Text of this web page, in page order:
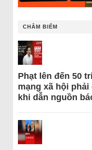
CHÂM BIẾM
Phạt lên đến 50
mạng xã hội
khi dẫn nguồn